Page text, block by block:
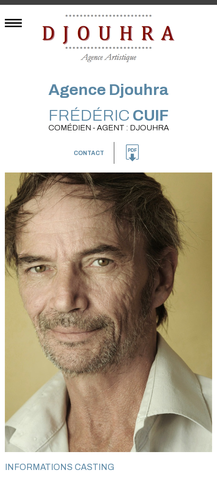
Agence Djouhra
FRÉDÉRIC CUIF
COMÉDIEN - AGENT : DJOUHRA
CONTACT
INFORMATIONS CASTING